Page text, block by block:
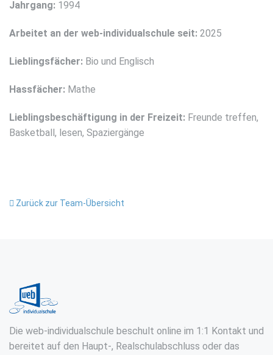
Jahrgang: 1994
Arbeitet an der web-individualschule seit: 2025
Lieblingsfächer: Bio und Englisch
Hassfächer: Mathe
Lieblingsbeschäftigung in der Freizeit: Freunde treffen,
Basketball, lesen, Spaziergänge
Zurück zur Team-Übersicht
Die web-individualschule beschult online im 1:1 Kontakt und
bereitet auf den Haupt-, Realschulabschluss oder das